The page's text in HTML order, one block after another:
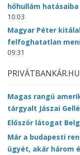
hőhullám hatásaiba
10:03
Magyar Péter
felfoghatatlan
09:31
Magas rangú
tárgyalt Jászai
Először látogat
Már a budapesti
ügyét, akár három